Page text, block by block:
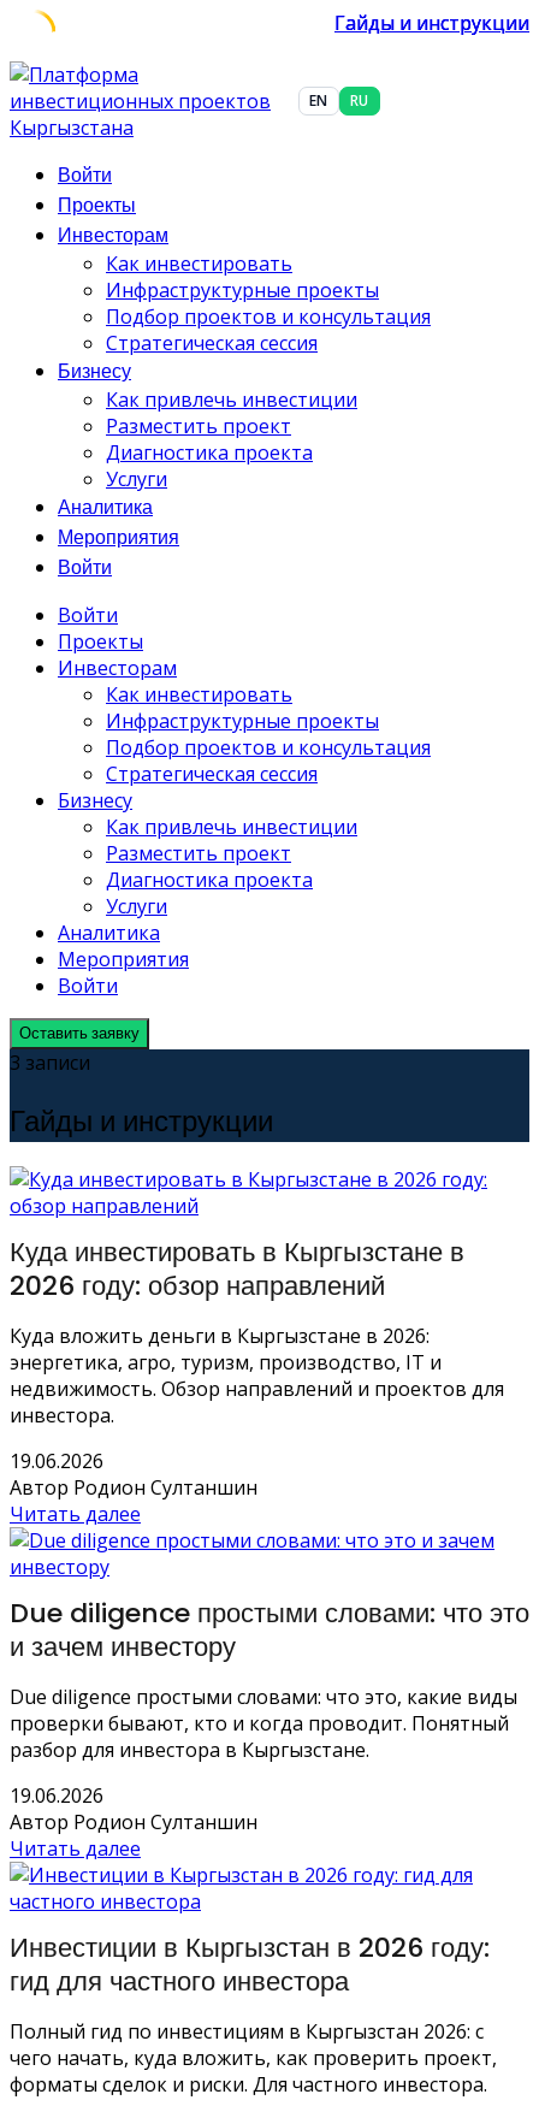
Skip
to
content
EN RU
Войти
Проекты
Инвесторам
Как инвестировать
Инфраструктурные проекты
Подбор проектов и консультация
Стратегическая сессия
Бизнесу
Как привлечь инвестиции
Разместить проект
Диагностика проекта
Услуги
Аналитика
Мероприятия
Войти
Войти
Проекты
Инвесторам
Как инвестировать
Инфраструктурные проекты
Подбор проектов и консультация
Стратегическая сессия
Бизнесу
Как привлечь инвестиции
Разместить проект
Диагностика проекта
Услуги
Аналитика
Мероприятия
Войти
Оставить заявку
3 записи
Гайды и инструкции
Гайды и инструкции
Куда инвестировать в Кыргызстане в
2026 году: обзор направлений
Куда вложить деньги в Кыргызстане в 2026:
энергетика, агро, туризм, производство, IT и
недвижимость. Обзор направлений и проектов для
инвестора.
19.06.2026
Автор Родион Султаншин
Читать далее
Гайды и инструкции
Due diligence простыми словами: что это
и зачем инвестору
Due diligence простыми словами: что это, какие виды
проверки бывают, кто и когда проводит. Понятный
разбор для инвестора в Кыргызстане.
19.06.2026
Автор Родион Султаншин
Читать далее
Гайды и инструкции
Инвестиции в Кыргызстан в 2026 году:
гид для частного инвестора
Полный гид по инвестициям в Кыргызстан 2026: с
чего начать, куда вложить, как проверить проект,
форматы сделок и риски. Для частного инвестора.